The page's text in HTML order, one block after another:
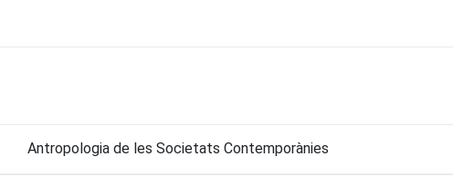
Antropologia de les Societats Contemporànies